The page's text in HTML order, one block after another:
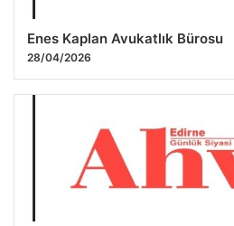
Enes Kaplan Avukatlık Bürosu
28/04/2026